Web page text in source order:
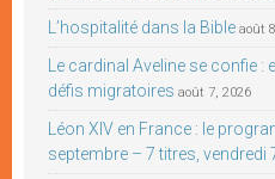
L’hospitalité dans la Bible août
Le cardinal Aveline se confie :
défis migratoires août 7, 2026
Léon XIV en France : le
septembre – 7 titres, vendredi